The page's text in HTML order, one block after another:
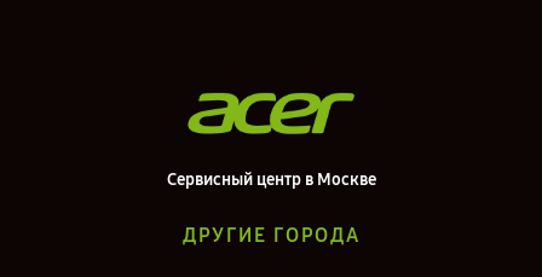
Сервисный центр в Москве
ДРУГИЕ ГОРОДА